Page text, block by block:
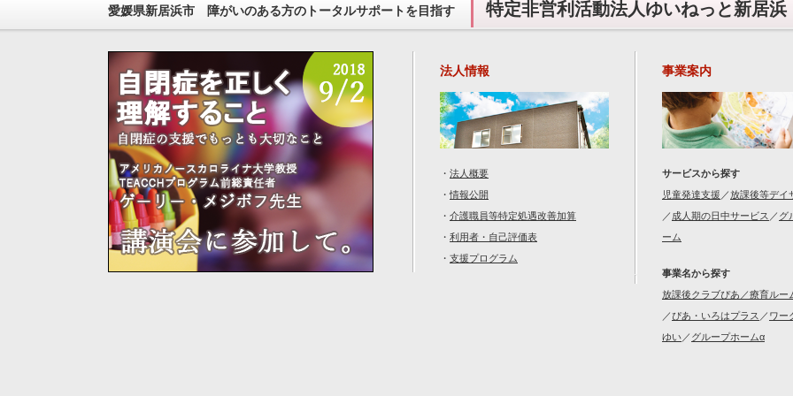
愛媛県新居浜市 障がいのある方のトータルサポートを目指す 特定非営利活動法人ゆいねっと新居浜
法人情報
・ 法人概要
・情報公開
・ 介護職員等特定処遇改善加算
・ 利用者・自己評価表
・ 支援プログラム
事業案内
サービスから探す
児童発達支援 ／放課後等デイ
／ 成人期の日中サービス ／ グ
ーム
事業名から探す
放課後クラブぴあ／療育ルー
／ぴあ・いろはプラス ／ ワー
ゆい ／ グループホームα